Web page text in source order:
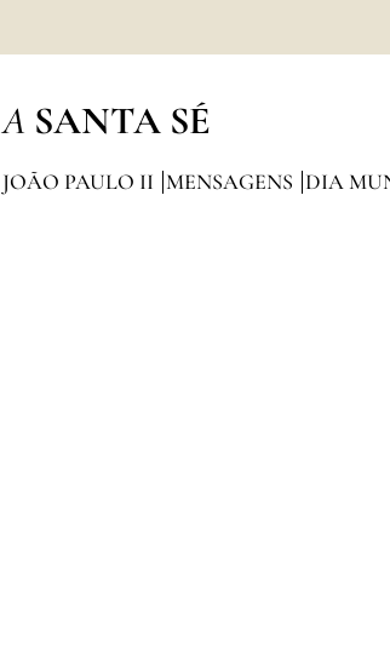
A SANTA SÉ
JOÃO PAULO II MENSAGENS DIA